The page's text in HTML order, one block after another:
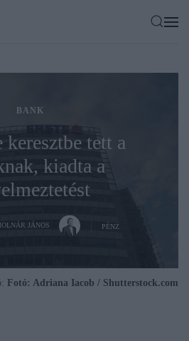
BANK
keresztbe tett a
kiadta a
JÁNOS PÉNZ
Fotó: Adriana Iacob / Shutterstock.com